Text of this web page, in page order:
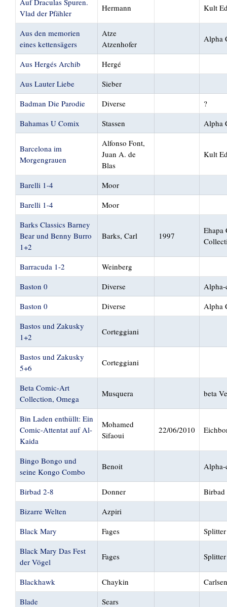
Vlad der Pfähler
Hermann Kult
Aus den memorien
eines kettensägers
Atze
Atzenhofer
Alpha
Aus Hergés Archib
Hergé
Aus Lauter Liebe
Sieber
Badman Die Parodie
Diverse
?
Bahamas U Comix
Stassen Alpha
Barcelona im
Morgengrauen
Alfonso Font,
Juan A. de
Blas
Kult
Barelli 1-4
Moor
Barelli 1-4
Moor
Barks Classics Barney
Bear und Benny Burro
1+2
Barks, Carl 1997
Ehapa
Barracuda 1-2
Weinberg
Baston 0
Diverse
Baston 0
Diverse
Alpha
Bastos und Zakusky
1+2
Corteggiani
Bastos und Zakusky
5+6
Corteggiani
Beta Comic-Art
Collection, Omega
Musquera beta
Bin Laden enthüllt: Ein
Comic-Attentat auf Al-
Kaida
Mohamed
Sifaoui
22/06/2010
Bingo Bongo und
seine Kongo Combo
Benoit
Birbad 2-8 Donner
Birbad
Bizarre Welten
Azpiri
Black Mary
Fages
Splitter
Black Mary Das Fest
der Vögel
Fages Splitter
Blackhawk Chaykin
Carlsen
Blade
Sears